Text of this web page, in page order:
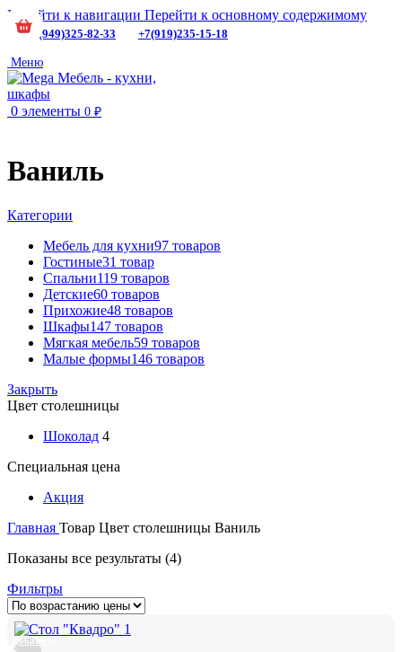
Перейти к навигации Перейти к основному содержимому
+7(949)325-82-33 +7(919)235-15-18
Меню
0 элементы 0 ₽
Ваниль
Категории
Мебель для кухни97 товаров
Гостиные31 товар
Спальни119 товаров
Детские60 товаров
Прихожие48 товаров
Шкафы147 товаров
Мягкая мебель59 товаров
Малые формы146 товаров
Закрыть
Цвет столешницы
Шоколад 4
Специальная цена
Акция
Главная Товар Цвет столешницы Ваниль
Показаны все результаты (4)Цены:
Фильтры
Добавить